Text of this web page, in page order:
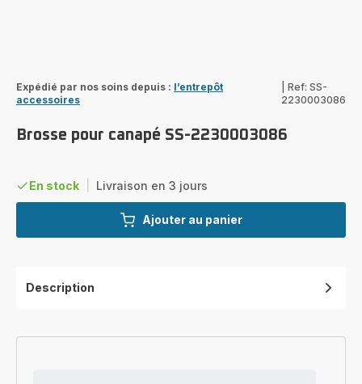
Expédié par nos soins depuis : l’entrepôt
accessoires
Ref: SS-
2230003086
Brosse pour canapé SS-2230003086
En stock Livraison en 3 jours
Ajouter au panier
Description